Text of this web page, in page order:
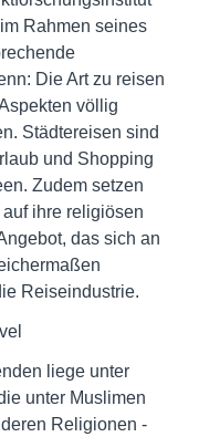
Rahmen seines
Die Art zu reisen
völlig
Städtereisen sind
und Shopping
Zudem setzen
ihre religiösen
das sich an
Reiseindustrie.
liege unter
unter Muslimen
Religionen -